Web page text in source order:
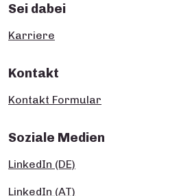
Sei dabei
Karriere
Kontakt
Kontakt Formular
Soziale Medien
LinkedIn (DE)
LinkedIn (AT)